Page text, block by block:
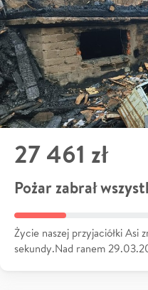
27 461 zł
Pożar zabrał
Życie naszej przyjaciółki Asi
sekundy.Nad ranem